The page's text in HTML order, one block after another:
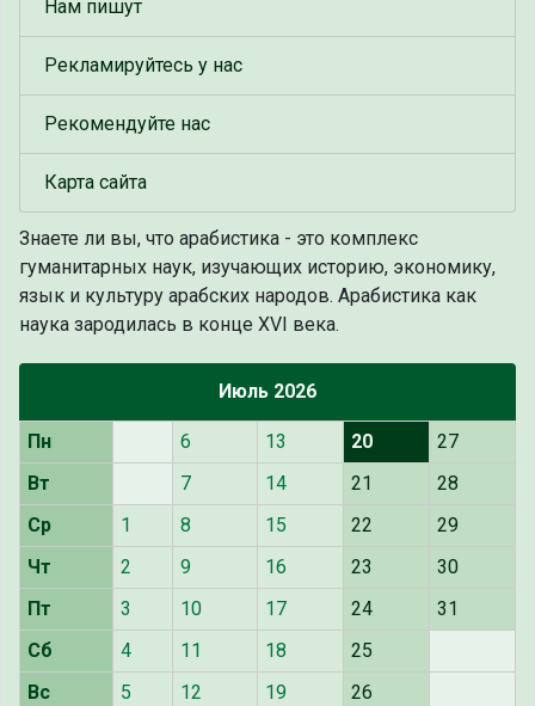
Нам пишут
Рекламируйтесь у нас
Рекомендуйте нас
Карта сайта
Знаете ли вы, что арабистика - это комплекс
гуманитарных наук, изучающих историю, экономику,
язык и культуру арабских народов. Арабистика как
наука зародилась в конце XVI века.
Июль 2026
Пн 6 13 20
27
Вт
7 14 21
28
Ср
1 8 15 22
29
Чт
2 9 16 23
30
Пт
3 10 17 24
31
Сб
4 11 18
25
Вс
5 12 19 26